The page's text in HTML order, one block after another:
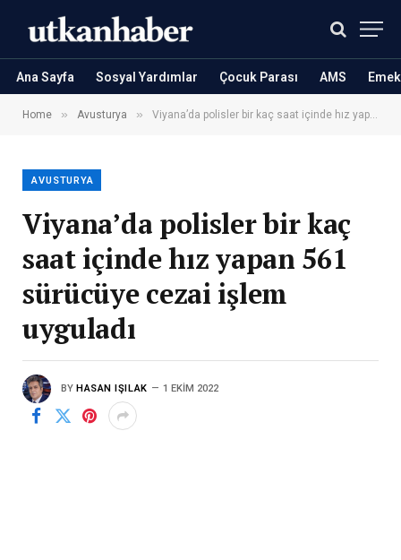
Ana Sayfa Sosyal Yardımlar Çocuk Parası AMS
Home » Avusturya » Viyana’da polisler bir kaç saat içinde hız yapan 561 sürücüye cezai işlem uyguladı
AVUSTURYA
Viyana’da polisler bir kaç
saat içinde hız yapan 561
sürücüye cezai işlem
uyguladı
BY HASAN IŞILAK 1 EKIM 2022